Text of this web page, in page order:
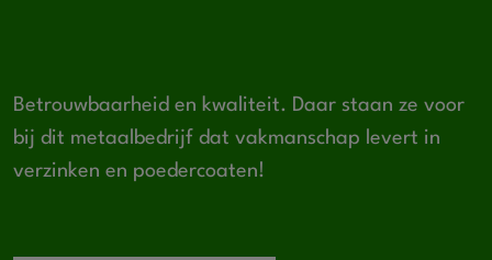
Betrouwbaarheid en kwaliteit. Daar staan ze voor
bij dit metaalbedrijf dat vakmanschap levert in
verzinken en poedercoaten!